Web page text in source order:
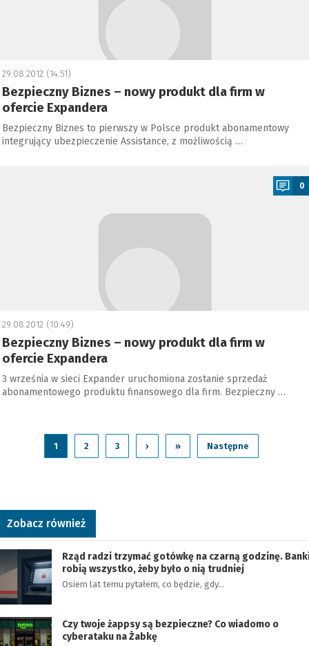
29.08.2012 (14:51)
Bezpieczny Biznes – nowy produkt dla firm w
ofercie Expandera
Bezpieczny Biznes to pierwszy w Polsce produkt abonamentowy
integrujący ubezpieczenie Assistance, z możliwością …
0
29.08.2012 (10:49)
Bezpieczny Biznes – nowy produkt dla firm w
ofercie Expandera
3 września w sieci Expander uruchomiona zostanie sprzedaż
abonamentowego produktu finansowego dla firm. Bezpieczny …
1 2 3 › » Następne
Zobacz również
Rząd radzi trzymać gotówkę na czarną godzinę.
robią wszystko, żeby było o nią trudniej
Osiem lat temu pytałem, co będzie, gdy…
Czy twoje żappsy są bezpieczne? Co wiadomo o
cyberataku na Żabkę